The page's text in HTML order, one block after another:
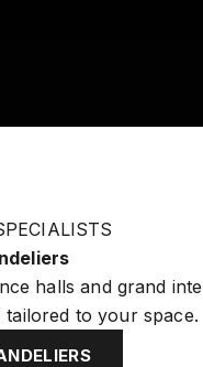
halls and grand
to your space.